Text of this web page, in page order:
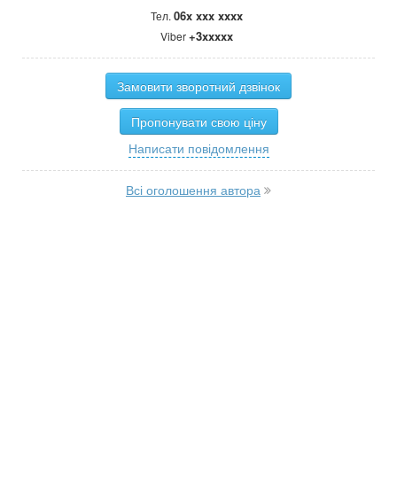
Тел. 06x xxx xxxx
Viber+3xxxxx
Замовити зворотний дзвінок
Пропонувати свою ціну
Написати повідомлення
Всі оголошення автора